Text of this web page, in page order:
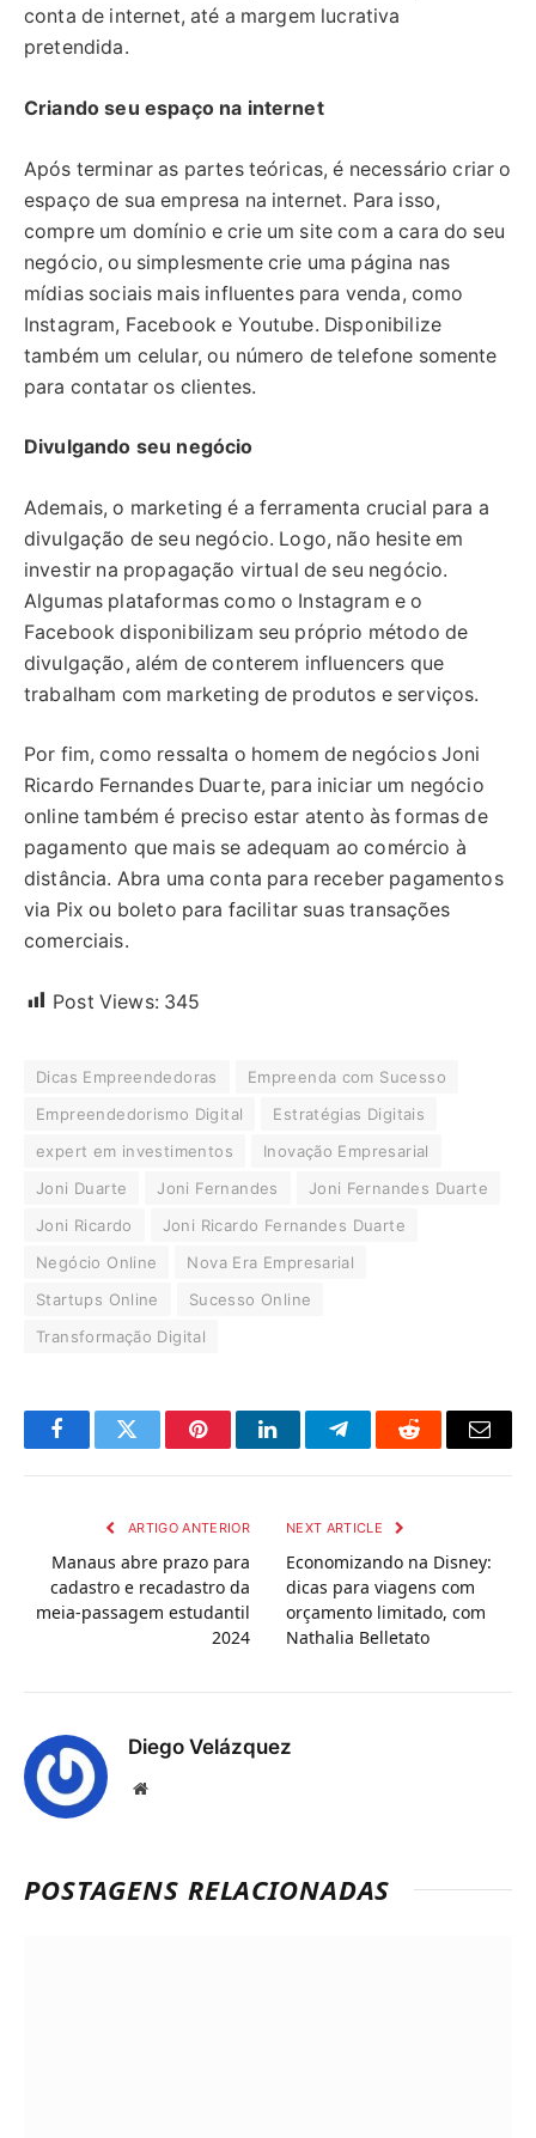
conta de internet, até a margem lucrativa
pretendida.
Criando seu espaço na internet
Após terminar as partes teóricas, é necessário criar o
espaço de sua empresa na internet. Para isso,
compre um domínio e crie um site com a cara do seu
negócio, ou simplesmente crie uma página nas
mídias sociais mais influentes para venda, como
Instagram, Facebook e Youtube. Disponibilize
também um celular, ou número de telefone somente
para contatar os clientes.
Divulgando seu negócio
Ademais, o marketing é a ferramenta crucial para a
divulgação de seu negócio. Logo, não hesite em
investir na propagação virtual de seu negócio.
Algumas plataformas como o Instagram e o
Facebook disponibilizam seu próprio método de
divulgação, além de conterem influencers que
trabalham com marketing de produtos e serviços.
Por fim, como ressalta o homem de negócios Joni
Ricardo Fernandes Duarte, para iniciar um negócio
online também é preciso estar atento às formas de
pagamento que mais se adequam ao comércio à
distância. Abra uma conta para receber pagamentos
via Pix ou boleto para facilitar suas transações
comerciais.
Post Views: 345
Dicas Empreendedoras
Empreenda com Sucesso
Empreendedorismo Digital
Estratégias Digitais
expert em investimentos
Inovação Empresarial
Joni Duarte
Joni Fernandes
Joni Fernandes Duarte
Joni Ricardo
Joni Ricardo Fernandes Duarte
Negócio Online
Nova Era Empresarial
Startups Online
Sucesso Online
Transformação Digital
FacebookTwitter PinterestLinkedInTelegramReddit Email
ARTIGO ANTERIOR
Manaus abre prazo para
cadastro e recadastro da
meia-passagem estudantil
2024
NEXT ARTICLE
Economizando na Disney:
dicas para viagens com
orçamento limitado, com
Nathalia Belletato
Diego Velázquez
Website
POSTAGENS RELACIONADAS